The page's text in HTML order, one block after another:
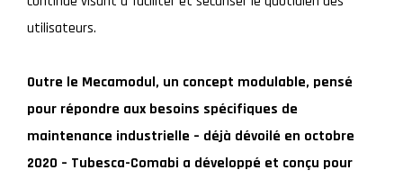
utilisateurs.
Outre le Mecamodul, un concept modulable, pensé
pour répondre aux besoins spécifiques de
maintenance industrielle – déjà dévoilé en octobre
2020 – Tubesca-Comabi a développé et conçu pour